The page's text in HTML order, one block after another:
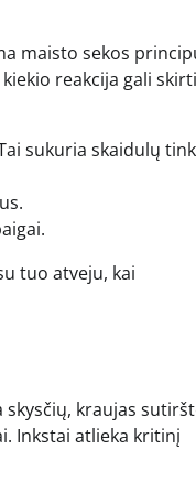
maisto sekos
reakcija gali
sukuria skaidulų
tuo atveju, kai
kraujas
Inkstai atlieka kritinį